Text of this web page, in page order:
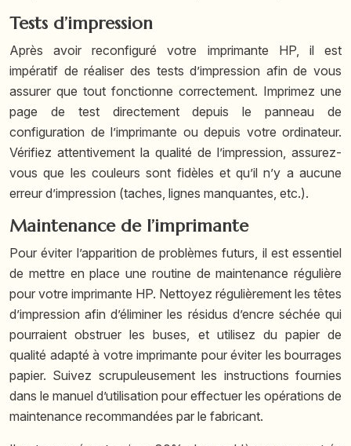
Tests d’impression
Après avoir reconfiguré votre imprimante HP, il est
impératif de réaliser des tests d’impression afin de vous
assurer que tout fonctionne correctement. Imprimez une
page de test directement depuis le panneau de
configuration de l’imprimante ou depuis votre ordinateur.
Vérifiez attentivement la qualité de l’impression, assurez-
vous que les couleurs sont fidèles et qu’il n’y a aucune
erreur d’impression (taches, lignes manquantes, etc.).
Maintenance de l’imprimante
Pour éviter l’apparition de problèmes futurs, il est essentiel
de mettre en place une routine de maintenance régulière
pour votre imprimante HP. Nettoyez régulièrement les têtes
d’impression afin d’éliminer les résidus d’encre séchée qui
pourraient obstruer les buses, et utilisez du papier de
qualité adapté à votre imprimante pour éviter les bourrages
papier. Suivez scrupuleusement les instructions fournies
dans le manuel d’utilisation pour effectuer les opérations de
maintenance recommandées par le fabricant.